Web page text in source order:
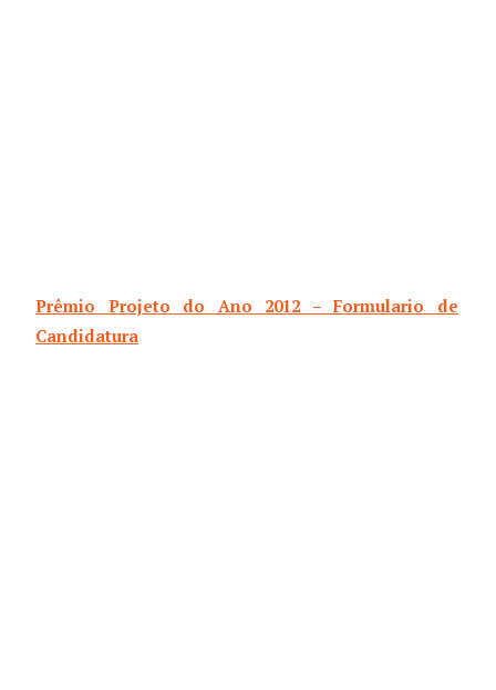
Prêmio Projeto do Ano 2012 – Formulario de
Candidatura